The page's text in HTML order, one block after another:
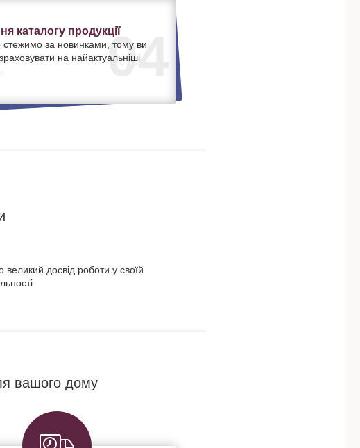
04
каталогу продукції
за новинками, тому ви
на найактуальніші
досвід роботи у своїй
вашого дому